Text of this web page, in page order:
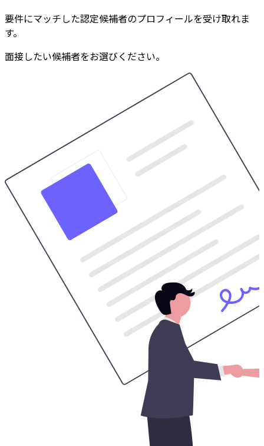
要件にマッチした認定候補者のプロフィールを受け取れま
す。
面接したい候補者をお選びください。